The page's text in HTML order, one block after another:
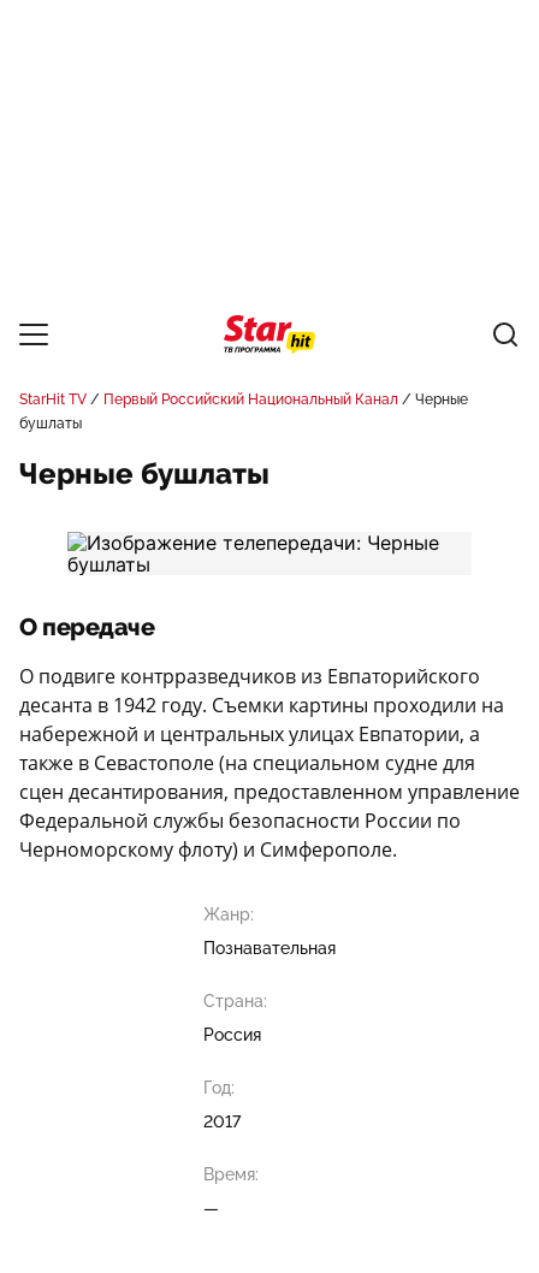
StarHit TV Первый Российский Национальный Канал
Черные
бушлаты
Черные бушлаты
О передаче
О подвиге контрразведчиков из Евпаторийского
десанта в 1942 году. Съемки картины проходили на
набережной и центральных улицах Евпатории, а
также в Севастополе (на специальном судне для
сцен десантирования, предоставленном управление
Федеральной службы безопасности России по
Черноморскому флоту) и Симферополе.
Жанр:
Познавательная
Страна:
Россия
Год:
2017
Время:
—